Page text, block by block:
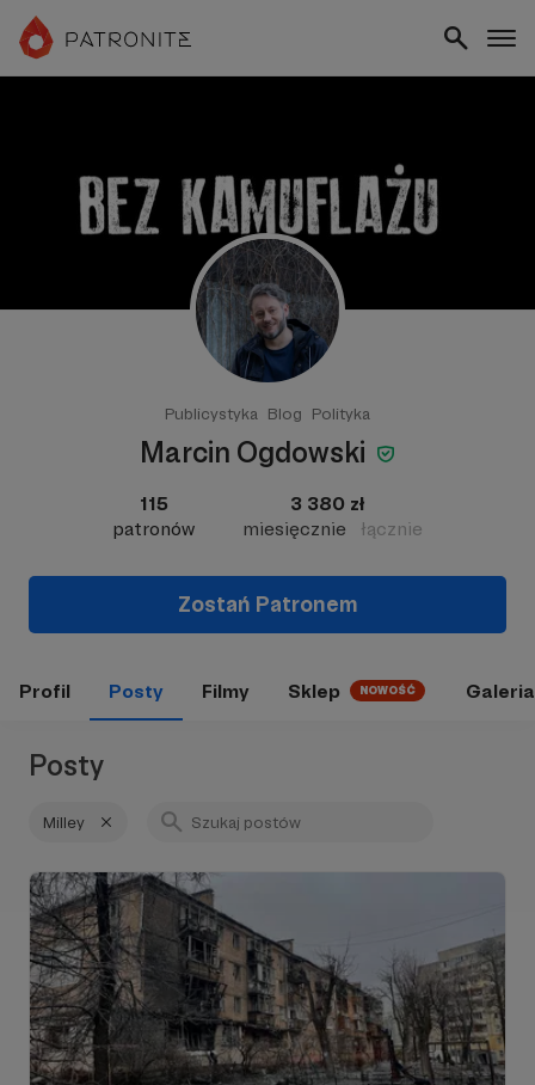
Publicystyka Blog Polityka
Marcin Ogdowski
115
patronów
3 380 zł
miesięcznie
łącznie
Zostań Patronem
Profil Posty Filmy Sklep NOWOŚĆ Galeria
Posty
Milley